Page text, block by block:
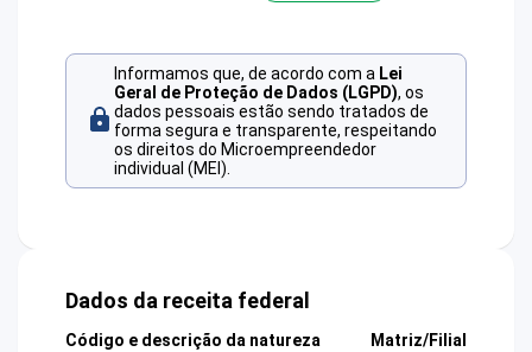
Informamos que, de acordo com a Lei
Geral de Proteção de Dados (LGPD), os
dados pessoais estão sendo tratados de
forma segura e transparente, respeitando
os direitos do Microempreendedor
individual (MEI).
Dados da receita federal
Código e descrição da natureza
Matriz/Filial